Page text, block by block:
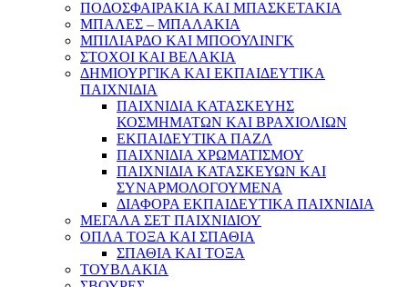
ΠΟΔΟΣΦΑΙΡΑΚΙΑ ΚΑΙ ΜΠΑΣΚΕΤΑΚΙΑ
ΜΠΑΛΕΣ – ΜΠΑΛΑΚΙΑ
ΜΠΙΛΙΑΡΔΟ ΚΑΙ ΜΠΟΟΥΛΙΝΓΚ
ΣΤΟΧΟΙ ΚΑΙ ΒΕΛΑΚΙΑ
ΔΗΜΙΟΥΡΓΙΚΑ ΚΑΙ ΕΚΠΑΙΔΕΥΤΙΚΑ
ΠΑΙΧΝΙΔΙΑ
ΠΑΙΧΝΙΔΙΑ ΚΑΤΑΣΚΕΥΗΣ
ΚΟΣΜΗΜΑΤΩΝ ΚΑΙ ΒΡΑΧΙΟΛΙΩΝ
ΕΚΠΑΙΔΕΥΤΙΚΑ ΠΑΖΛ
ΠΑΙΧΝΙΔΙΑ ΧΡΩΜΑΤΙΣΜΟΥ
ΠΑΙΧΝΙΔΙΑ ΚΑΤΑΣΚΕΥΩΝ ΚΑΙ
ΣΥΝΑΡΜΟΛΟΓΟΥΜΕΝΑ
ΔΙΑΦΟΡΑ ΕΚΠΑΙΔΕΥΤΙΚΑ ΠΑΙΧΝΙΔΙΑ
ΜΕΓΑΛΑ ΣΕΤ ΠΑΙΧΝΙΔΙΟΥ
ΟΠΛΑ ΤΟΞΑ ΚΑΙ ΣΠΑΘΙΑ
ΣΠΑΘΙΑ ΚΑΙ ΤΟΞΑ
ΤΟΥΒΛΑΚΙΑ